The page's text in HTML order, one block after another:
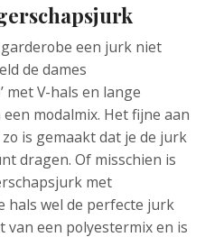
een jurk niet
de dames
met V-hals en lange
modalmix. Het fijne aan
is gemaakt dat je de jurk
dragen. Of misschien is
met
hals wel de perfecte jurk
van een polyestermix en is